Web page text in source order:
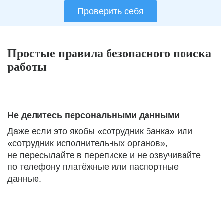
Проверить себя
Простые правила безопасного поиска
работы
Не делитесь персональными данными
Даже если это якобы «сотрудник банка» или
«сотрудник исполнительных органов»,
не пересылайте в переписке и не озвучивайте
по телефону платёжные или паспортные
данные.